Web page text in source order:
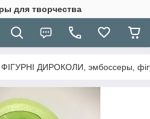
для творчества
ФІГУРНІ ДИРОКОЛИ, эмбоссеры,